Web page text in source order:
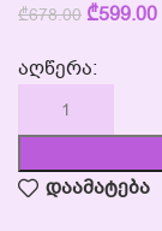
₾678.00 ₾599.00
აღწერა:
დაამატება